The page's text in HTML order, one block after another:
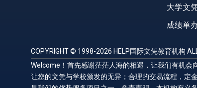
大学文
成绩单
COPYRIGHT © 1998-2026 HELP国际文凭教育机构 ALL
Welcome！首先感谢茫茫人海的相遇，让我们有机会
让您的文凭与学校颁发的无异；合理的交易流程，定